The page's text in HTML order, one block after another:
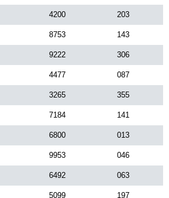
4200 203
8753 143
9222 306
4477 087
3265 355
7184 141
6800 013
9953 046
6492 063
5099 197